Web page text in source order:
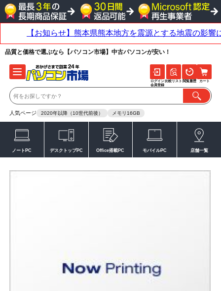
品質と価格で選ぶなら【パソコン市場】中古パソコンが安い！
人気ページ 2020年以降（10世代前後） メモリ16GB
ログイン
会員登録
比較リスト 閲覧履歴 カート
ノートPC デスクトップPC Office搭載PC モバイルPC 店舗一覧